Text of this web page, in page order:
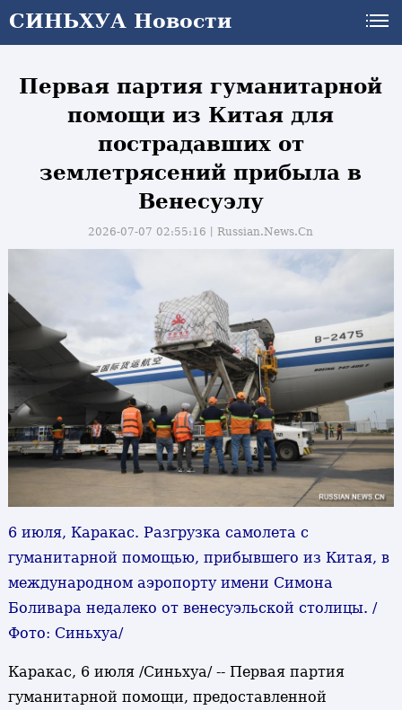
СИНЬХУА Новости
СИНЬХУА Новости
Первая партия гуманитарной
помощи из Китая для
пострадавших от
землетрясений прибыла в
Венесуэлу
2026-07-07 02:55:16丨Russian.News.Cn
6 июля, Каракас. Разгрузка самолета с
гуманитарной помощью, прибывшего из Китая, в
международном аэропорту имени Симона
Боливара недалеко от венесуэльской столицы. /
Фото: Синьхуа/
Каракас, 6 июля /Синьхуа/ -- Первая партия
гуманитарной помощи, предоставленной